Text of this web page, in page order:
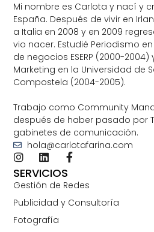
Mi nombre es Carlota y nací y
España. Después de vivir en
a Italia en 2008 y en 2009
vio nacer. Estudié Periodismo
de negocios ESERP (2000-
Marketing en la Universidad de
Compostela (2004-2005).
Trabajo como Community
después de haber pasado por
gabinetes de comunicación.
hola@carlotafarina.com
SERVICIOS
Gestión de Redes
Publicidad y Consultoría
Fotografía